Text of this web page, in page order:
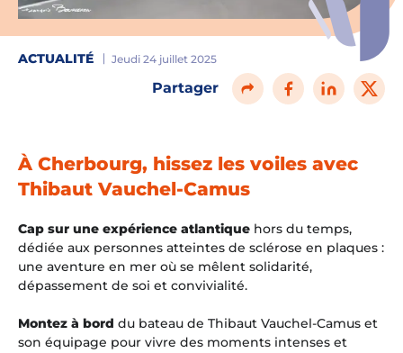
ACTUALITÉ Jeudi 24 juillet 2025
Partager
À Cherbourg, hissez les voiles avec
Thibaut Vauchel-Camus
Cap sur une expérience atlantique hors du temps,
dédiée aux personnes atteintes de sclérose en plaques :
une aventure en mer où se mêlent solidarité,
dépassement de soi et convivialité.
Montez à bord du bateau de Thibaut Vauchel-Camus et
son équipage pour vivre des moments intenses et